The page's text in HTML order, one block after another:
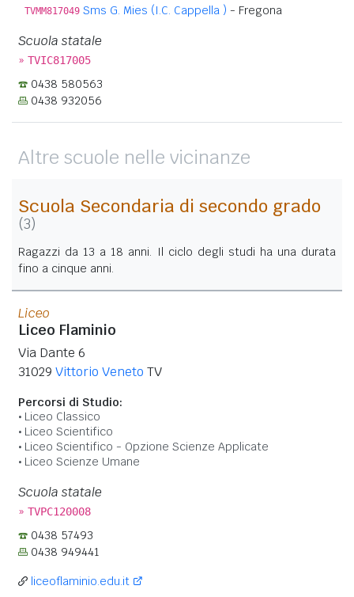
TVMM817049 Sms G. Mies (I.C. Cappella ) - Fregona
Scuola statale
» TVIC817005
0438 580563
0438 932056
Altre scuole nelle vicinanze
Scuola Secondaria di secondo grado
(3)
Ragazzi da 13 a 18 anni. Il ciclo degli studi ha una durata
fino a cinque anni.
Liceo
Liceo Flaminio
Via Dante 6
31029 Vittorio Veneto TV
Percorsi di Studio:
Liceo Classico
Liceo Scientifico
Liceo Scientifico - Opzione Scienze Applicate
Liceo Scienze Umane
Scuola statale
» TVPC120008
0438 57493
0438 949441
liceoflaminio.edu.it